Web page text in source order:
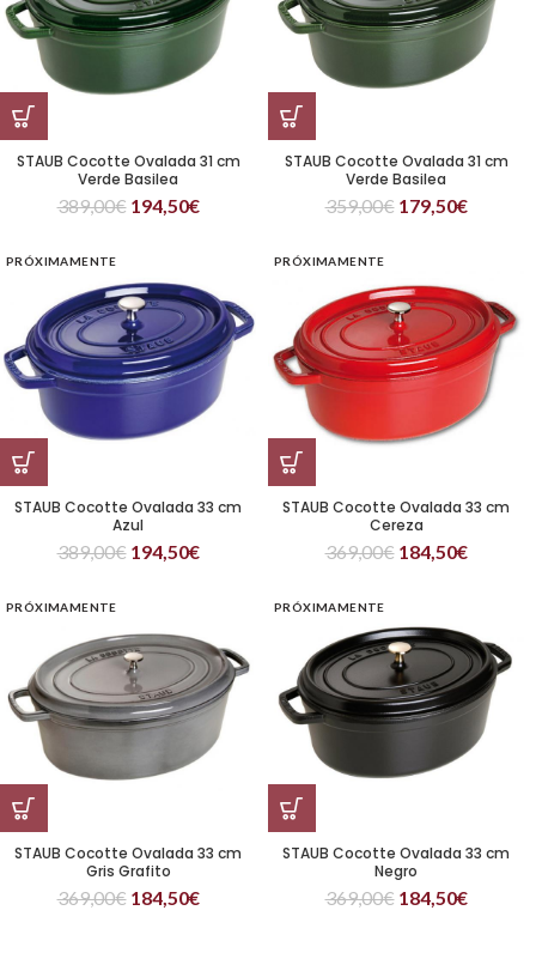
STAUB Cocotte Ovalada 31 cm
Verde Basilea
389,00€ 194,50€
STAUB Cocotte Ovalada 31 cm
Verde Basilea
359,00€ 179,50€
PRÓXIMAMENTE
STAUB Cocotte Ovalada 33 cm
Azul
389,00€ 194,50€
PRÓXIMAMENTE
STAUB Cocotte Ovalada 33 cm
Cereza
369,00€ 184,50€
PRÓXIMAMENTE
STAUB Cocotte Ovalada 33 cm
Gris Grafito
369,00€ 184,50€
PRÓXIMAMENTE
STAUB Cocotte Ovalada 33 cm
Negro
369,00€ 184,50€